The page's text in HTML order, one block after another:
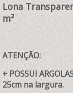
Lona
m²
ATENÇÃO:
+ POSSUI
25cm na largura.